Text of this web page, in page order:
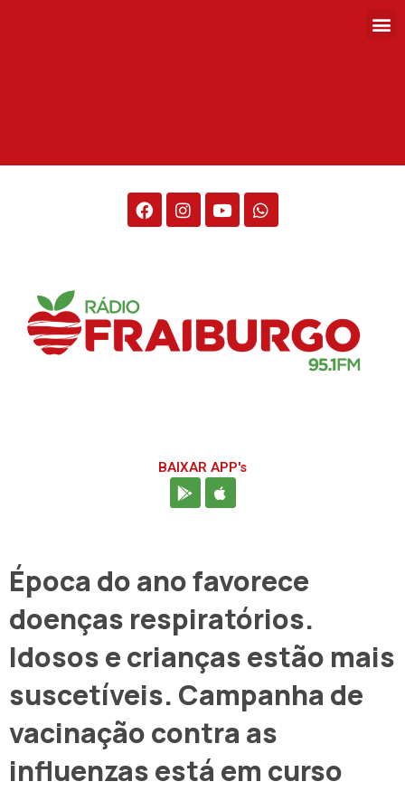
BAIXAR APP's
Época do ano favorece
doenças respiratórios.
Idosos e crianças estão mais
suscetíveis. Campanha de
vacinação contra as
influenzas está em curso